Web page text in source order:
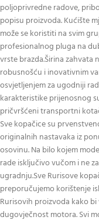
poljoprivredne radove,
popisu proizvoda. Kućište
može se koristiti na svim
profesionalnog pluga na
vrste brazda.Širina zahvata
robusnošću i inovativnim
osvjetljenjem za ugodniji
karakteristike prijenosnog
pričvršćeni transportni
Sve kopačice su
originalnih nastavaka iz
osovinu. Na bilo kojem
rade isključivo vučom i ne
ugradnju.Sve Rurisove
preporučujemo korištenje
Rurisovih proizvoda kako
dugovječnost motora. Svi